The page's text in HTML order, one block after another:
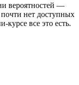
вероятностей —
нет доступных
все это есть.